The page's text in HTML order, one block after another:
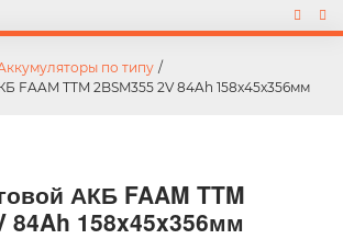
по типу /
FAAM TTM 2BSM355 2V 84Ah 158x45x356мм
АКБ FAAM TTM
84Ah 158x45x356мм